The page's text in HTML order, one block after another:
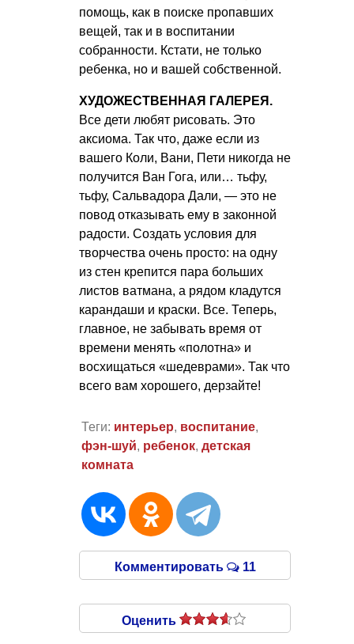
помощь, как в поиске пропавших
вещей, так и в воспитании
собранности. Кстати, не только
ребенка, но и вашей собственной.
ХУДОЖЕСТВЕННАЯ ГАЛЕРЕЯ.
Все дети любят рисовать. Это
аксиома. Так что, даже если из
вашего Коли, Вани, Пети никогда не
получится Ван Гога, или… тьфу,
тьфу, Сальвадора Дали, — это не
повод отказывать ему в законной
радости. Создать условия для
творчества очень просто: на одну
из стен крепится пара больших
листов ватмана, а рядом кладутся
карандаши и краски. Все. Теперь,
главное, не забывать время от
времени менять «полотна» и
восхищаться «шедеврами». Так что
всего вам хорошего, дерзайте!
Теги: интерьер, воспитание,
фэн-шуй, ребенок, детская
комната
Комментировать 11
Оценить